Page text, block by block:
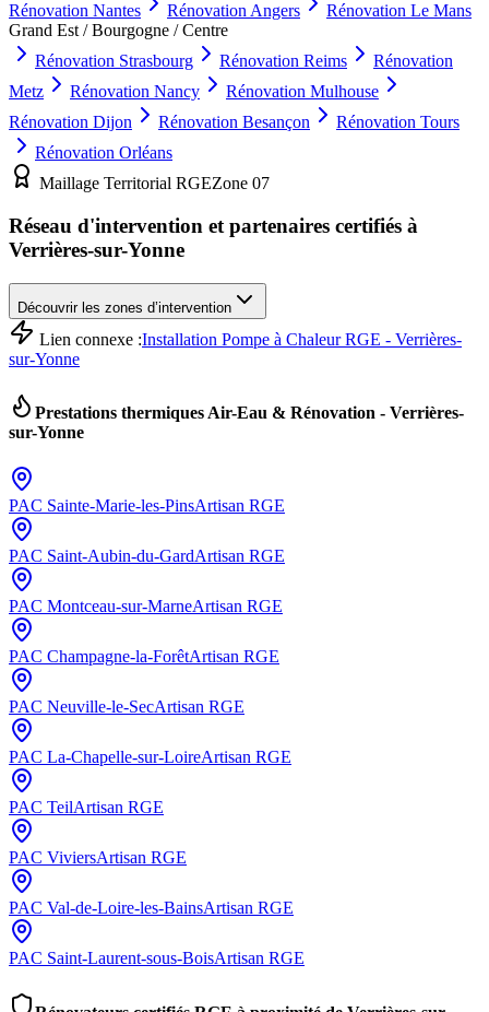
Rénovation Nantes Rénovation Angers Rénovation Le Mans
Grand Est / Bourgogne / Centre
Rénovation Strasbourg Rénovation Reims
Rénovation
Metz
Rénovation Nancy Rénovation Mulhouse
Rénovation Dijon Rénovation Besançon Rénovation Tours
Rénovation Orléans
Maillage Territorial RGEZone 07
Réseau d'intervention et partenaires certifiés à
Verrières-sur-Yonne
Découvrir les zones d’intervention
Lien connexe :Installation Pompe à Chaleur RGE - Verrières-
sur-Yonne
Prestations thermiques Air-Eau & Rénovation - Verrières-
sur-Yonne
PAC Sainte-Marie-les-PinsArtisan RGE
PAC Saint-Aubin-du-GardArtisan RGE
PAC Montceau-sur-MarneArtisan RGE
PAC Champagne-la-ForêtArtisan RGE
PAC Neuville-le-SecArtisan RGE
PAC La-Chapelle-sur-LoireArtisan RGE
PAC TeilArtisan RGE
PAC ViviersArtisan RGE
PAC Val-de-Loire-les-BainsArtisan RGE
PAC Saint-Laurent-sous-BoisArtisan RGE